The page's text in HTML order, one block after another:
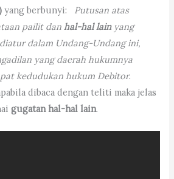
yang berbunyi: Putusan atas
pailit dan hal-hal lain yang
dalam Undang-Undang ini,
yang daerah hukumnya
kedudukan hukum Debitor.
dibaca dengan teliti maka jelas
gugatan hal-hal lain.